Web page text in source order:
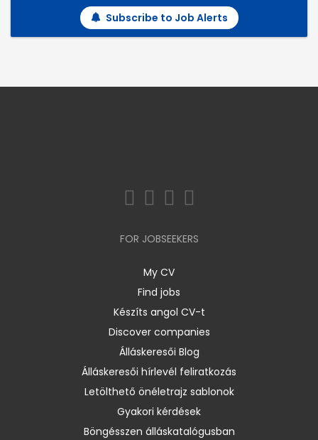
Subscribe to Job Alerts
FOR JOBSEEKERS
My CV
Find jobs
Készíts angol CV-t
Discover companies
Álláskeresői Blog
Álláskeresői hírlevél feliratkozás
Letölthető önéletrajz sablonok
Gyakori kérdések
Böngésszen álláskatalógusban